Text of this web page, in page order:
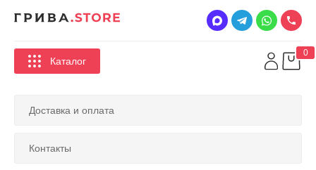
Каталог
0
Доставка и оплата
Контакты